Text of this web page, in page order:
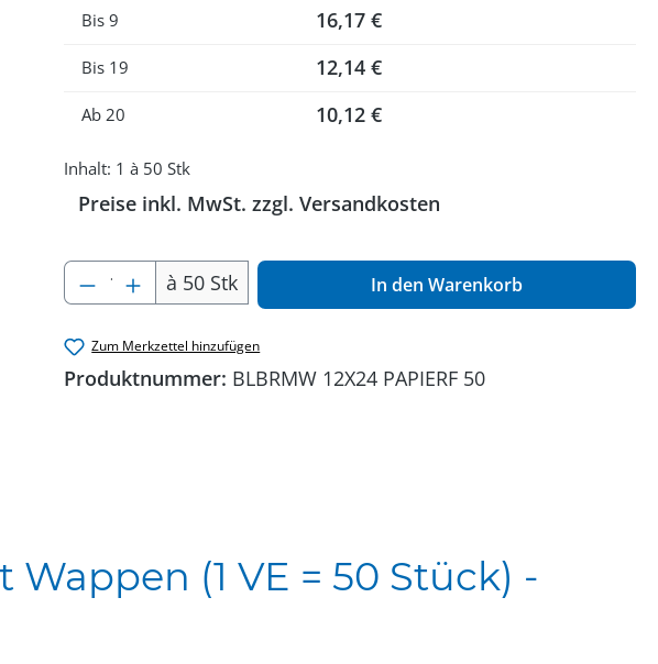
Bis9 16,17 €
Bis 19 12,14 €
Ab20 10,12 €
Inhalt: 1 à 50 Stk
Preise inkl. MwSt. zzgl. Versandkosten
Produkt Anzahl: Gib den gewünschten Wert
à 50 Stk In den Warenkorb
Zum Merkzettel hinzufügen
Produktnummer: BLBRMW 12X24 PAPIERF 50
(1 VE = 50 Stück) -